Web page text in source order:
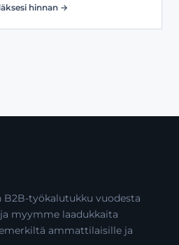
hinnan →
työkalutukku vuodesta
myymme laadukkaita
ammattilaisille ja